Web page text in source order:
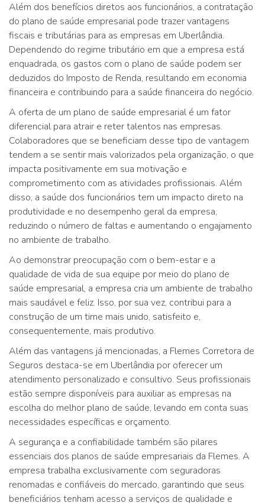
Além dos benefícios diretos aos funcionários, a contratação
do plano de saúde empresarial pode trazer vantagens
fiscais e tributárias para as empresas em Uberlândia.
Dependendo do regime tributário em que a empresa está
enquadrada, os gastos com o plano de saúde podem ser
deduzidos do Imposto de Renda, resultando em economia
financeira e contribuindo para a saúde financeira do negócio.
A oferta de um plano de saúde empresarial é um fator
diferencial para atrair e reter talentos nas empresas.
Colaboradores que se beneficiam desse tipo de vantagem
tendem a se sentir mais valorizados pela organização, o que
impacta positivamente em sua motivação e
comprometimento com as atividades profissionais. Além
disso, a saúde dos funcionários tem um impacto direto na
produtividade e no desempenho geral da empresa,
reduzindo o número de faltas e aumentando o engajamento
no ambiente de trabalho.
Ao demonstrar preocupação com o bem-estar e a
qualidade de vida de sua equipe por meio do plano de
saúde empresarial, a empresa cria um ambiente de trabalho
mais saudável e feliz. Isso, por sua vez, contribui para a
construção de um time mais unido, satisfeito e,
consequentemente, mais produtivo.
Além das vantagens já mencionadas, a Flemes Corretora de
Seguros destaca-se em Uberlândia por oferecer um
atendimento personalizado e consultivo. Seus profissionais
estão sempre disponíveis para auxiliar as empresas na
escolha do melhor plano de saúde, levando em conta suas
necessidades específicas e orçamento.
A segurança e a confiabilidade também são pilares
essenciais dos planos de saúde empresariais da Flemes. A
empresa trabalha exclusivamente com seguradoras
renomadas e confiáveis do mercado, garantindo que seus
beneficiários tenham acesso a serviços de qualidade e